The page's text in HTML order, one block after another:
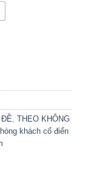
ĐỀ, THEO KHÔNG
khách cổ điển